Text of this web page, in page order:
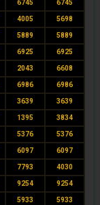
6745 6745
4005 5698
5889 5889
6925 6925
2043 6608
6986 6986
3639 3639
1395 3834
5376 5376
6097 6097
7793 4030
9254 9254
5933 5933